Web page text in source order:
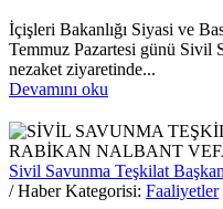
İçişleri Bakanlığı Siyasi ve
Temmuz Pazartesi günü Sivil
nezaket ziyaretinde...
Devamını oku
Sivil Savunma Teşkilat
/ Haber Kategorisi: Faaliyetler